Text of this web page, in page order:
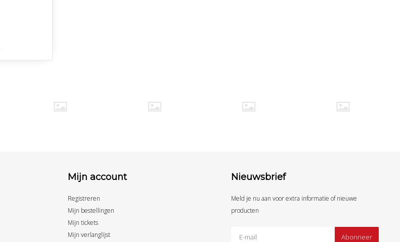
Mijn account
Registreren
Mijn bestellingen
Mijn tickets
Mijn verlanglijst
Nieuwsbrief
Meld je nu aan voor extra informatie of nieuwe
producten
Abonneer